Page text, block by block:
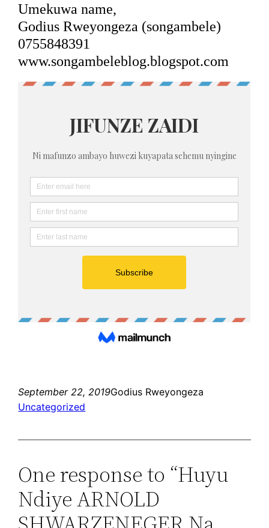
Umekuwa name,
Godius Rweyongeza (songambele)
0755848391
www.songambeleblog.blogspot.com
September 22, 2019Godius Rweyongeza
Uncategorized
One response to “Huyu
Ndiye ARNOLD